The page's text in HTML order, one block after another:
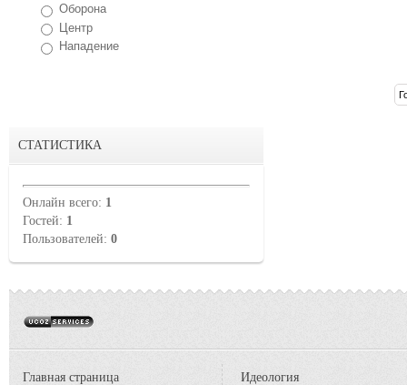
Оборона
Центр
Нападение
СТАТИСТИКА
Онлайн всего: 1
Гостей: 1
Пользователей: 0
Главная страница
Идеология